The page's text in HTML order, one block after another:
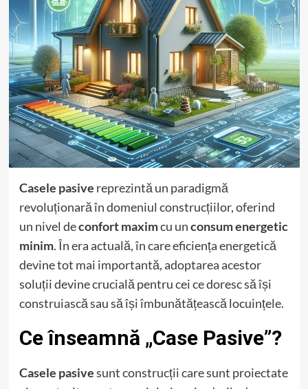
Casele pasive reprezintă un paradigmă
revoluționară în domeniul construcțiilor, oferind
un nivel deconfort maximcu unconsum energetic
minim. În era actuală, în care eficiența energetică
devine tot mai importantă, adoptarea acestor
soluții devine crucială pentru cei ce doresc să își
construiască sau să își îmbunătățească locuințele.
Ce înseamnă „Case Pasive”?
Casele pasivesunt construcții care sunt proiectate